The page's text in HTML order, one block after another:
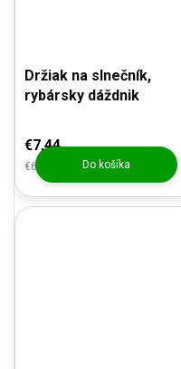
Držiak na slnečník,
rybársky dáždnik
€6,15 bez DPH
€7,44
Do košíka